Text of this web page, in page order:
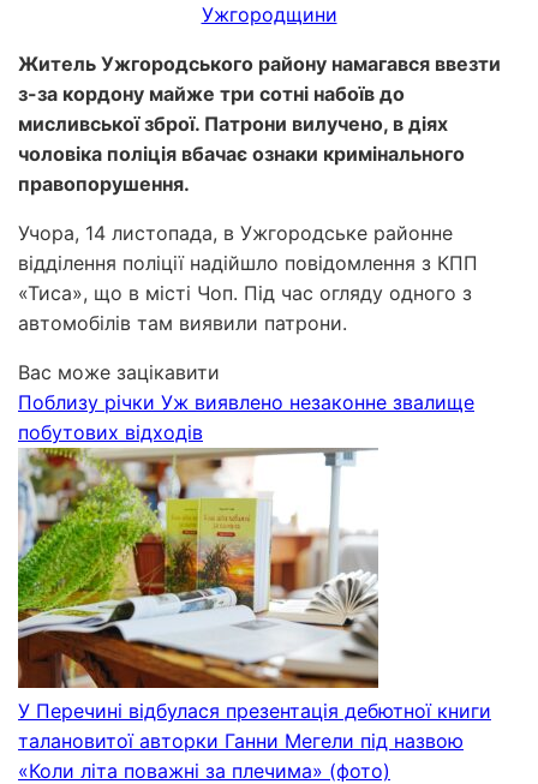
Житель Ужгородського району намагався ввезти
з-за кордону майже три сотні набоїв до
мисливської зброї. Патрони вилучено, в діях
чоловіка поліція вбачає ознаки кримінального
правопорушення.
Учора, 14 листопада, в Ужгородське районне
відділення поліції надійшло повідомлення з КПП
«Тиса», що в місті Чоп. Під час огляду одного з
автомобілів там виявили патрони.
Вас може зацікавити
Поблизу річки Уж виявлено незаконне звалище
побутових відходів
У Перечині відбулася презентація дебютної книги
талановитої авторки Ганни Мегели під назвою
«Коли літа поважні за плечима» (фото)